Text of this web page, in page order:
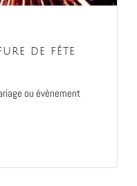
de fête
ou évènement